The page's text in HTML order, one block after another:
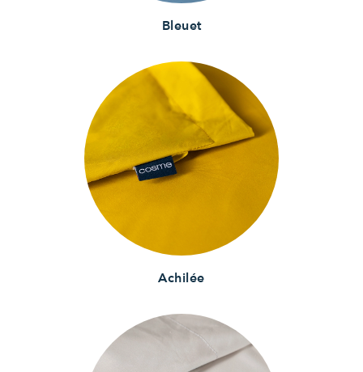
Bleuet
Achilée